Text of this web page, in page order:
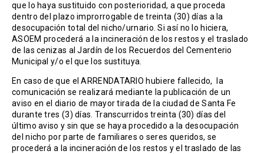
que lo haya sustituido con posterioridad, a que proceda
dentro del plazo improrrogable de treinta (30) días a la
desocupación total del nicho/urnario. Si así no lo hiciera,
ASOEM procederá a la incineración de los restos y el traslado
de las cenizas al Jardín de los Recuerdos del Cementerio
Municipal y/o el que los sustituya.
En caso de que el ARRENDATARIO hubiere fallecido, la
comunicación se realizará mediante la publicación de un
aviso en el diario de mayor tirada de la ciudad de Santa Fe
durante tres (3) días. Transcurridos treinta (30) días del
último aviso y sin que se haya procedido a la desocupación
del nicho por parte de familiares o seres queridos, se
procederá a la incineración de los restos y el traslado de las